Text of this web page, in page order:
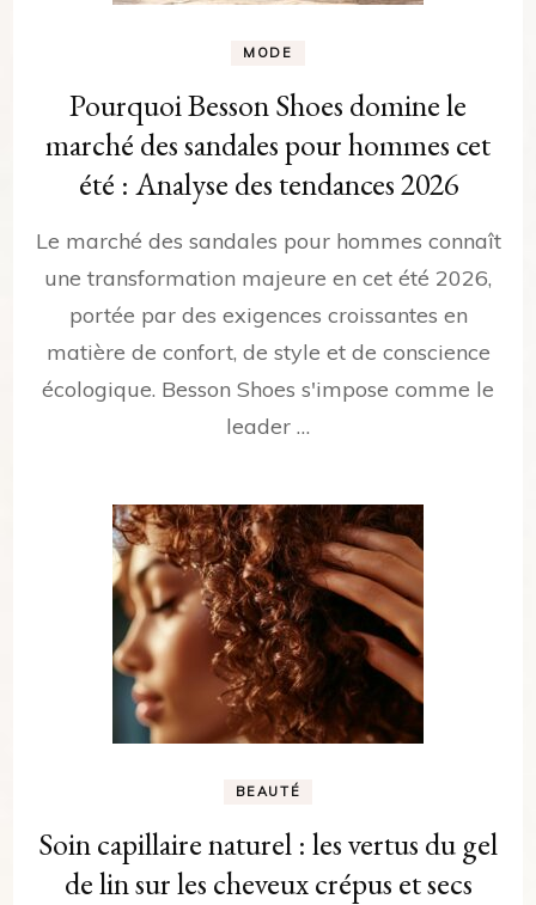
MODE
Pourquoi Besson Shoes domine le
marché des sandales pour hommes cet
été : Analyse des tendances 2026
Le marché des sandales pour hommes connaît
une transformation majeure en cet été 2026,
portée par des exigences croissantes en
matière de confort, de style et de conscience
écologique. Besson Shoes s'impose comme le
leader …
BEAUTÉ
Soin capillaire naturel : les vertus du gel
de lin sur les cheveux crépus et secs